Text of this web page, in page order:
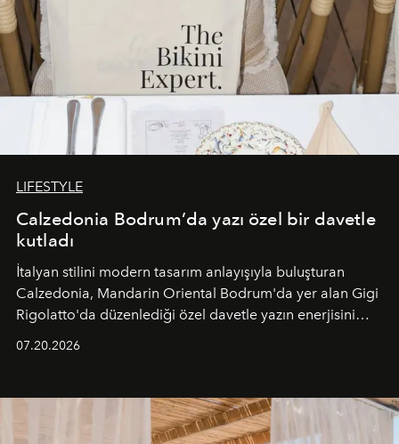
LIFESTYLE
Calzedonia Bodrum’da yazı özel bir davetle
kutladı
İtalyan stilini modern tasarım anlayışıyla buluşturan
Calzedonia, Mandarin Oriental Bodrum'da yer alan Gigi
Rigolatto'da düzenlediği özel davetle yazın enerjisini
07.20.2026